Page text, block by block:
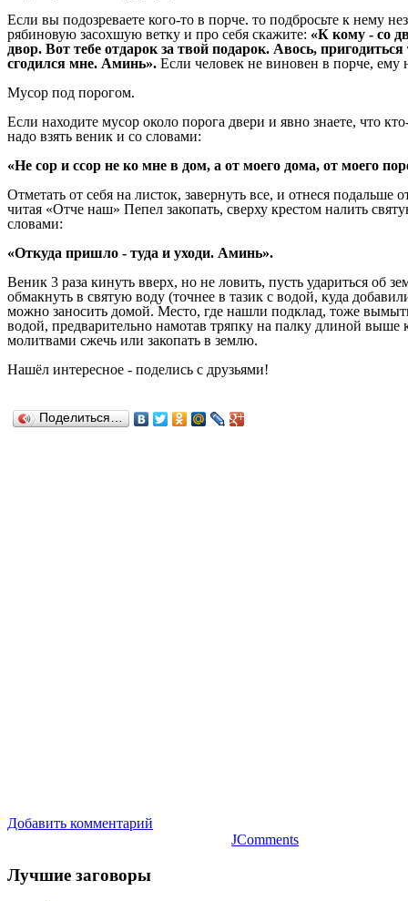
Если вы подозреваете кого-то в порче. то подбросьте к нему
рябиновую засохшую ветку и про себя скажите: «К кому - со
двор. Вот тебе отдарок за твой подарок. Авось, пригодиться
сгодился мне. Аминь». Если человек не виновен в порче, ему
Мусор под порогом.
Если находите мусор около порога двери и явно знаете, что
надо взять веник и со словами:
«Не сор и ссор не ко мне в дом, а от моего дома, от моего
Отметать от себя на листок, завернуть все, и отнеся подальше
читая «Отче наш» Пепел закопать, сверху крестом налить
словами:
«Откуда пришло - туда и уходи. Аминь».
Веник 3 раза кинуть вверх, но не ловить, пусть удариться об
обмакнуть в святую воду (точнее в тазик с водой, куда
можно заносить домой. Место, где нашли подклад, тоже
водой, предварительно намотав тряпку на палку длиной выше
молитвами сжечь или закопать в землю.
Нашёл интересное - поделись с друзьями!
Поделиться…
Добавить комментарий
JComments
Лучшие заговоры